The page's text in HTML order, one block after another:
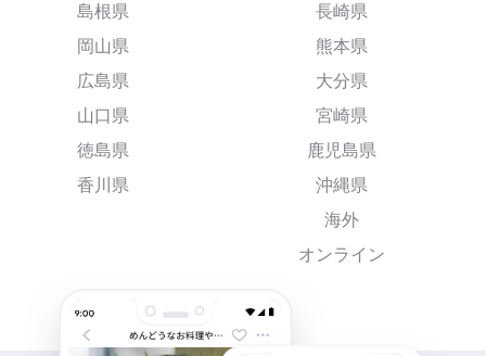
島根県
岡山県
広島県
山口県
徳島県
香川県
長崎県
熊本県
大分県
宮崎県
鹿児島県
沖縄県
海外
オンライン